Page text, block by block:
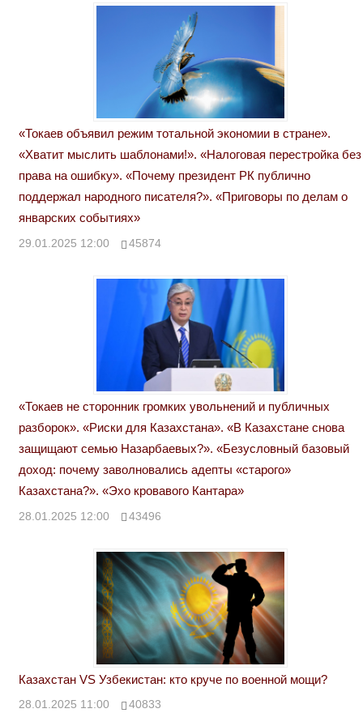
«Токаев объявил режим тотальной экономии в стране».
«Хватит мыслить шаблонами!». «Налоговая перестройка без
права на ошибку». «Почему президент РК публично
поддержал народного писателя?». «Приговоры по делам о
январских событиях»
29.01.2025 12:00 45874
«Токаев не сторонник громких увольнений и публичных
разборок». «Риски для Казахстана». «В Казахстане снова
защищают семью Назарбаевых?». «Безусловный базовый
доход: почему заволновались адепты «старого»
Казахстана?». «Эхо кровавого Кантара»
28.01.2025 12:00 43496
Казахстан VS Узбекистан: кто круче по военной мощи?
28.01.2025 11:00 40833